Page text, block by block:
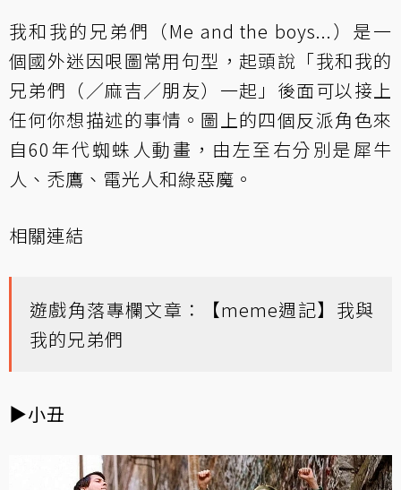
我和我的兄弟們（Me and the boys...）是一
個國外迷因哏圖常用句型，起頭說「我和我的
兄弟們（／麻吉／朋友）一起」後面可以接上
任何你想描述的事情。圖上的四個反派角色來
自60年代蜘蛛人動畫，由左至右分別是犀牛
人、禿鷹、電光人和綠惡魔。
相關連結
遊戲角落專欄文章：
【meme週記】我與
我的兄弟們
▶小丑